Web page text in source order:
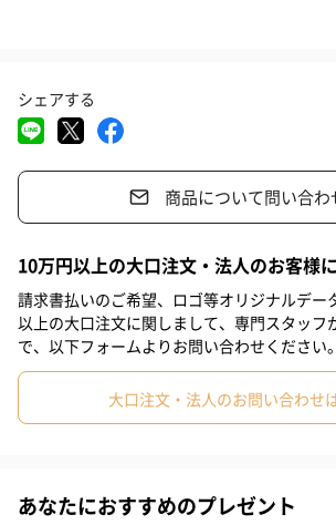
トリュフの王様、イタリア産の白トリュフと
ラバージンオリーブオイルが融合した、極上
ル。
どんな料理や食材にも、白トリュフの優雅で
に加えることができる、洗練された万能シー
・生ハム
#祖母 #祖父
#40代 #50代
シェアする
商品について問い合わ
10万円以上の大口注文・法人のお客様
請求書払いのご希望、ロゴ等オリジナルデー
以上の大口注文に関しまして、専門スタッフ
で、以下フォームよりお問い合わせください。
大口注文・法人のお問い合わせ
あなたにおすすめのプレゼント